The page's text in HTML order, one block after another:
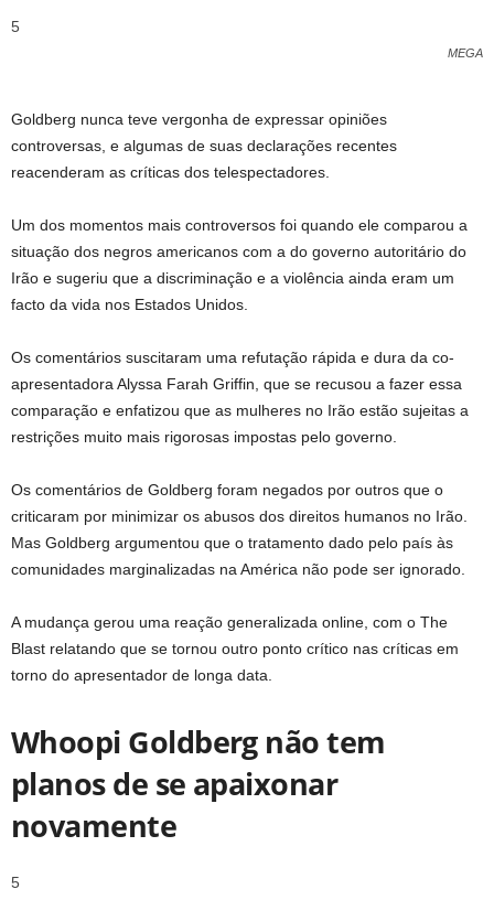
5
MEGA
Goldberg nunca teve vergonha de expressar opiniões
controversas, e algumas de suas declarações recentes
reacenderam as críticas dos telespectadores.
Um dos momentos mais controversos foi quando ele comparou a
situação dos negros americanos com a do governo autoritário do
Irão e sugeriu que a discriminação e a violência ainda eram um
facto da vida nos Estados Unidos.
Os comentários suscitaram uma refutação rápida e dura da co-
apresentadora Alyssa Farah Griffin, que se recusou a fazer essa
comparação e enfatizou que as mulheres no Irão estão sujeitas a
restrições muito mais rigorosas impostas pelo governo.
Os comentários de Goldberg foram negados por outros que o
criticaram por minimizar os abusos dos direitos humanos no Irão.
Mas Goldberg argumentou que o tratamento dado pelo país às
comunidades marginalizadas na América não pode ser ignorado.
A mudança gerou uma reação generalizada online, com o The
Blast relatando que se tornou outro ponto crítico nas críticas em
torno do apresentador de longa data.
Whoopi Goldberg não tem
planos de se apaixonar
novamente
5